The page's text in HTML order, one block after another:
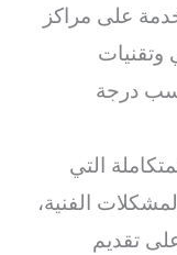
على مراكز
درجة
التي
الفنية،
تقديم